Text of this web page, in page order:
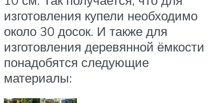
изготовления купели необходимо
около 30 досок. И также для
изготовления деревянной ёмкости
понадобятся следующие
материалы: